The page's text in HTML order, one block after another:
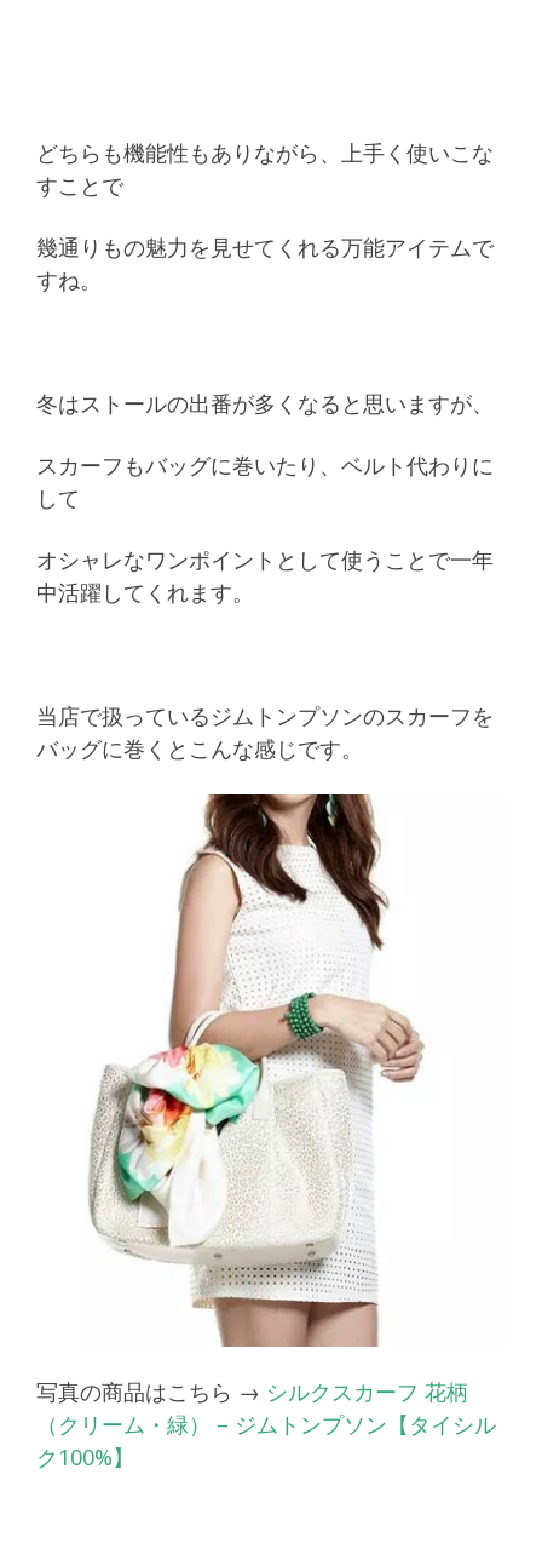
どちらも機能性もありながら、上手く使いこな
すことで
幾通りもの魅力を見せてくれる万能アイテムで
すね。
冬はストールの出番が多くなると思いますが、
スカーフもバッグに巻いたり、ベルト代わりに
して
オシャレなワンポイントとして使うことで一年
中活躍してくれます。
当店で扱っているジムトンプソンのスカーフを
バッグに巻くとこんな感じです。
写真の商品はこちら → シルクスカーフ 花柄
（クリーム・緑） – ジムトンプソン【タイシル
ク100%】